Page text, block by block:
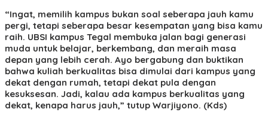
“Ingat, memilih kampus bukan soal seberapa jauh kamu
pergi, tetapi seberapa besar kesempatan yang bisa kamu
raih. UBSI kampus Tegal membuka jalan bagi generasi
muda untuk belajar, berkembang, dan meraih masa
depan yang lebih cerah. Ayo bergabung dan buktikan
bahwa kuliah berkualitas bisa dimulai dari kampus yang
dekat dengan rumah, tetapi dekat pula dengan
kesuksesan. Jadi, kalau ada kampus berkualitas yang
dekat, kenapa harus jauh,” tutup Warjiyono. (Kds)